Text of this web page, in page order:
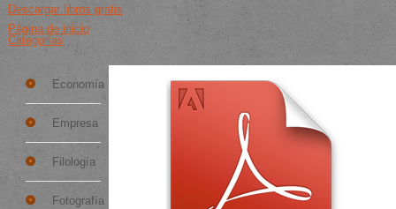
Descargar libros gratis
Página de inicio
Categorías
Economía
Empresa
Filología
Fotografía
Consol de tardor Descarga gratuita EPUB PDF